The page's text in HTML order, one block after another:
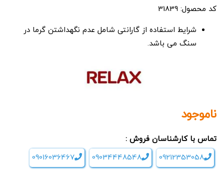
کد محصول: 31839
شرایط استفاده از گارانتی شامل عدم نگهداشتن گرما در
سنگ می باشد.
ناموجود
تماس با کارشناسان فروش :
09212353058
09034448548
09016036467